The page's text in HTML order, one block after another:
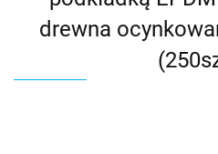
drewna